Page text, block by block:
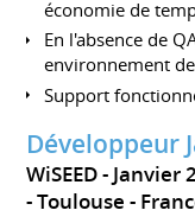
économie de
En l'absence de
environnement
Support
Développeur
WiSEED Janvier
Toulouse